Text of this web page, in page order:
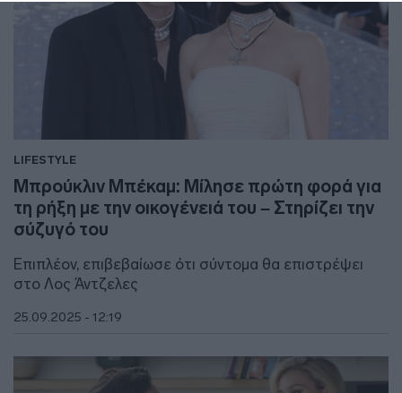
LIFESTYLE
Μπρούκλιν Μπέκαμ: Μίλησε πρώτη φορά για
τη ρήξη με την οικογένειά του – Στηρίζει την
σύζυγό του
Επιπλέον, επιβεβαίωσε ότι σύντομα θα επιστρέψει
στο Λος Άντζελες
25.09.2025 - 12:19